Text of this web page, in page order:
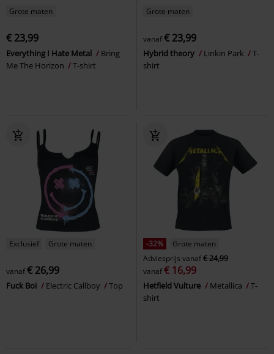
Grote maten
€ 23,99
Everything I Hate Metal
Bring
Me The Horizon
T-shirt
Grote maten
vanaf€ 23,99
Hybrid theory Linkin Park
T-
shirt
Exclusief Grote maten
vanaf€ 26,99
Fuck Boi Electric Callboy Top
-32%
Grote maten
Adviesprijs vanaf€ 24,99
vanaf€ 16,99
Hetfield Vulture Metallica
T-
shirt